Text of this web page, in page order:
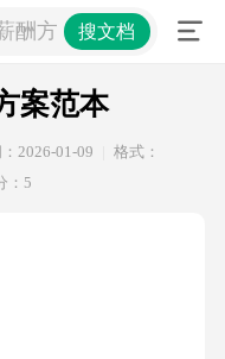
酬方案范本
搜文档
案范本
：2026-01-09
格式：
：5